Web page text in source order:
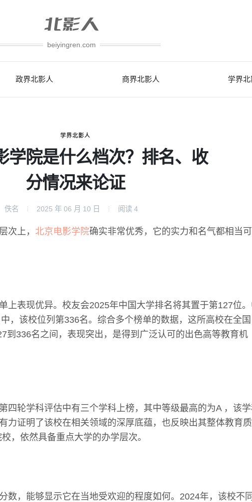
beiyingren.com
政界北影人 商界北影人 学界北
学界北影人
学院是什么档次？排名、收
分情况来论证
佚名 2025 年 06 月 10 日 阅读 4
次上， 北京电影学院确实非常优秀，它的实力和名气都相当可
上表现优异。校友会2025年中国大学排名将其置于第127位
，该校位列第336名。综合多个榜单的数据，这所高校在全国
到336名之间，表现突出，是得到广泛认可的出色高等教育机
四轮学科评估中有三个学科上榜，其中等级最高的为A ，该
力证明了该校在相关领域的深厚底蕴，也反映出其整体教育质
，依然具备重点大学的办学层次。
数，能够显示它在当地受欢迎的程度如何。2024年，该校不同